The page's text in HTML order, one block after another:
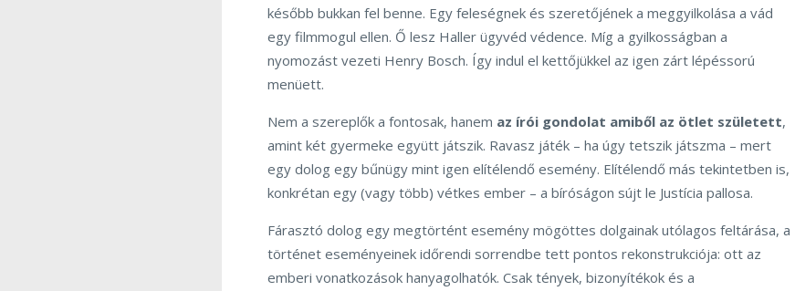
később bukkan fel benne. Egy feleségnek és szeretőjének a meggyilkolása a vád
egy filmmogul ellen. Ő lesz Haller ügyvéd védence. Míg a gyilkosságban a
nyomozást vezeti Henry Bosch. Így indul el kettőjükkel az igen zárt lépéssorú
menüett.
Nem a szereplők a fontosak, hanem az írói gondolat amiből az ötlet született,
amint két gyermeke együtt játszik. Ravasz játék – ha úgy tetszik játszma – mert
egy dolog egy bűnügy mint igen elítélendő esemény. Elítélendő más tekintetben is,
konkrétan egy (vagy több) vétkes ember – a bíróságon sújt le Justícia pallosa.
Fárasztó dolog egy megtörtént esemény mögöttes dolgainak utólagos feltárása, a
történet eseményeinek időrendi sorrendbe tett pontos rekonstrukciója: ott az
emberi vonatkozások hanyagolhatók. Csak tények, bizonyítékok és a